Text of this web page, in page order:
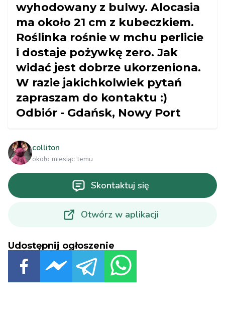
wyhodowany z bulwy. Alocasia
ma około 21 cm z kubeczkiem.
Roślinka rośnie w mchu perlicie
i dostaje pożywkę zero. Jak
widać jest dobrze ukorzeniona.
W razie jakichkolwiek pytań
zapraszam do kontaktu :)
Odbiór - Gdańsk, Nowy Port
colliton
około miesiąc temu
Skontaktuj się
Otwórz w aplikacji
Udostępnij ogłoszenie